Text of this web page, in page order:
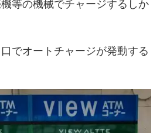
等の機械でチャージするしか
でオートチャージが発動する